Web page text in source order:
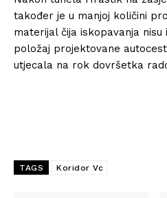
također je u manjoj količini
materijal čija iskopavanja
položaj projektovane
utjecala na rok dovršetka
TAGS Koridor Vc